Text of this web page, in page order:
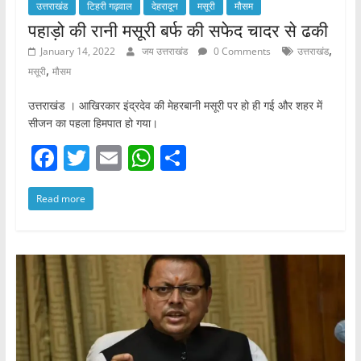
उत्तराखंड टिहरी गढ़वाल देहरादून मसूरी मौसम
पहाड़ो की रानी मसूरी बर्फ की सफेद चादर से ढकी
January 14, 2022 जय उत्तराखंड 0 Comments उत्तराखंड,
मसूरी, मौसम
उत्तराखंड । आखिरकार इंद्रदेव की मेहरबानी मसूरी पर हो ही गई और शहर में
सीजन का पहला हिमपात हो गया।
F
a
c
b
o
o
k
T
w
itt
E W
A
p
p
S
Read more